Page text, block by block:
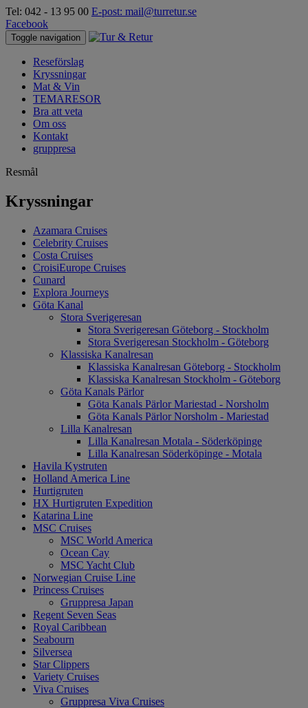
Tel: 042 - 13 95 00 E-post: mail@turretur.se
Facebook
Toggle navigation
Reseförslag
Kryssningar
Mat & Vin
TEMARESOR
Bra att veta
Om oss
Kontakt
gruppresa
Resmål
Kryssningar
Azamara Cruises
Celebrity Cruises
Costa Cruises
CroisiEurope Cruises
Cunard
Explora Journeys
Göta Kanal
Stora Sverigeresan
Stora Sverigeresan Göteborg - Stockholm
Stora Sverigeresan Stockholm - Göteborg
Klassiska Kanalresan
Klassiska Kanalresan Göteborg - Stockholm
Klassiska Kanalresan Stockholm - Göteborg
Göta Kanals Pärlor
Göta Kanals Pärlor Mariestad - Norsholm
Göta Kanals Pärlor Norsholm - Mariestad
Lilla Kanalresan
Lilla Kanalresan Motala - Söderköpinge
Lilla Kanalresan Söderköpinge - Motala
Havila Kystruten
Holland America Line
Hurtigruten
HX Hurtigruten Expedition
Katarina Line
MSC Cruises
MSC World America
Ocean Cay
MSC Yacht Club
Norwegian Cruise Line
Princess Cruises
Gruppresa Japan
Regent Seven Seas
Royal Caribbean
Seabourn
Silversea
Star Clippers
Variety Cruises
Viva Cruises
Gruppresa Viva Cruises